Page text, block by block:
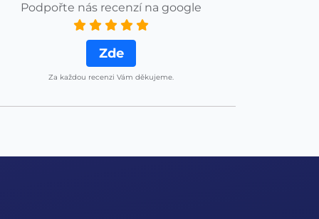
Podpořte nás recenzí na google
Zde
Za každou recenzi Vám děkujeme.